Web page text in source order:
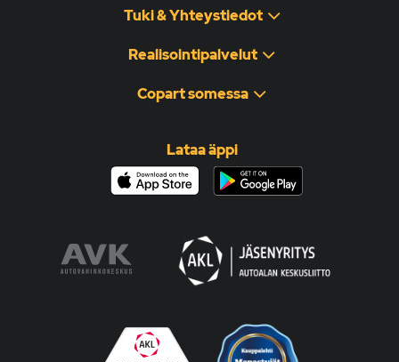
Tuki & Yhteystiedot
Realisointipalvelut
Copart somessa
Lataa äppi